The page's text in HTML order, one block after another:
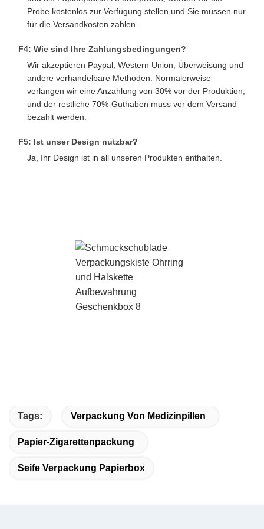
Probe kostenlos zur Verfügung stellen,und Sie müssen nur
für die Versandkosten zahlen.
F4: Wie sind Ihre Zahlungsbedingungen?
Wir akzeptieren Paypal, Western Union, Überweisung und
andere verhandelbare Methoden. Normalerweise
verlangen wir eine Anzahlung von 30% vor der Produktion,
und der restliche 70%-Guthaben muss vor dem Versand
bezahlt werden.
F5: Ist unser Design nutzbar?
Ja, Ihr Design ist in all unseren Produkten enthalten.
Tags: Verpackung Von Medizinpillen
Papier-Zigarettenpackung
Seife Verpackung Papierbox